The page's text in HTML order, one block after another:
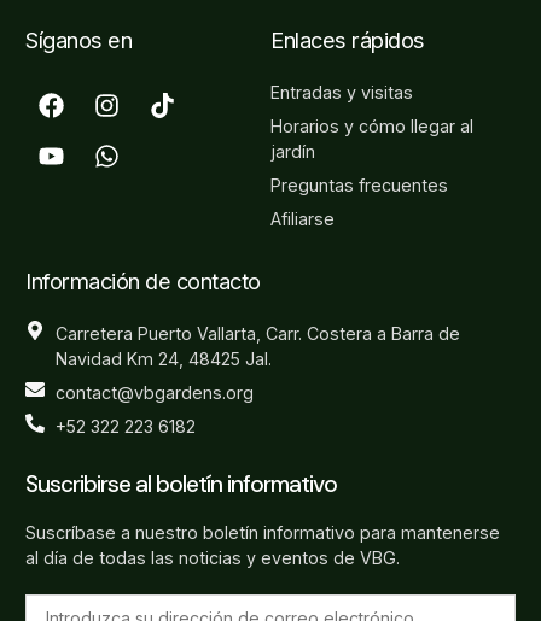
Síganos en Enlaces rápidos
Entradas y visitas
Horarios y cómo llegar al
jardín
Preguntas frecuentes
Afiliarse
Información de contacto
Carretera Puerto Vallarta, Carr. Costera a Barra de
Navidad Km 24, 48425 Jal.
contact@vbgardens.org
+52 322 223 6182
Suscribirse al boletín informativo
Suscríbase a nuestro boletín informativo para mantenerse
al día de todas las noticias y eventos de VBG.